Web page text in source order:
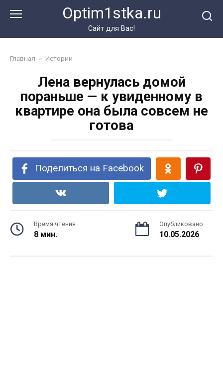
Optim1stka.ru
Сайт для Вас!
Главная » Истории
Лена вернулась домой
пораньше — к увиденному в
квартире она была совсем не
готова
Поделиться на Facebook
Время чтения
8 мин.
Опубликовано
10.05.2026